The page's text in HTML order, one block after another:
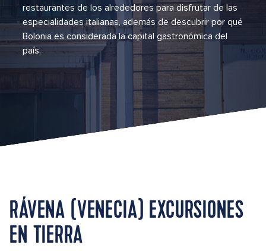
restaurantes de los alrededores para disfrutar de las
especialidades italianas, además de descubrir por qué
Bolonia es considerada la capital gastronómica del
país.
RÁVENA (VENECIA) EXCURSIONES
EN TIERRA